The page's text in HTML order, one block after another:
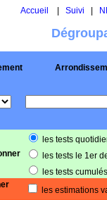
Accueil Suivi
les tests
les tests le 1er
les tests
les estimations